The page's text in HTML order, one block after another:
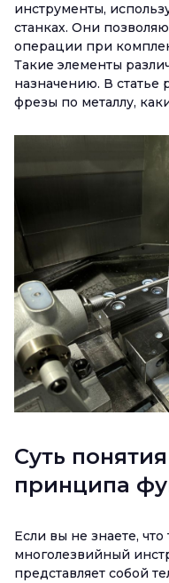
инструменты,
станках. Они
операции при
Такие элементы
назначению. В статье
фрезы по металлу,
Суть
принципа
Если вы не знаете, что
многолезвийный
представляет собой